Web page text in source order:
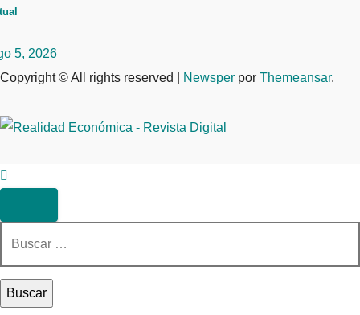
5, 2026
Copyright © All rights reserved
Newsper por Themeansar.